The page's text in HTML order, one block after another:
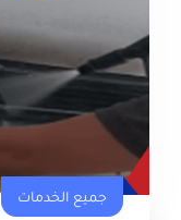
جميع الخدمات